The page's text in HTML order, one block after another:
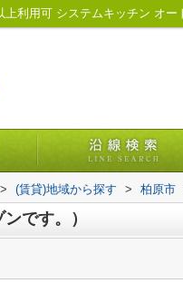
> (賃貸)地域から探す > 柏原市
です。）